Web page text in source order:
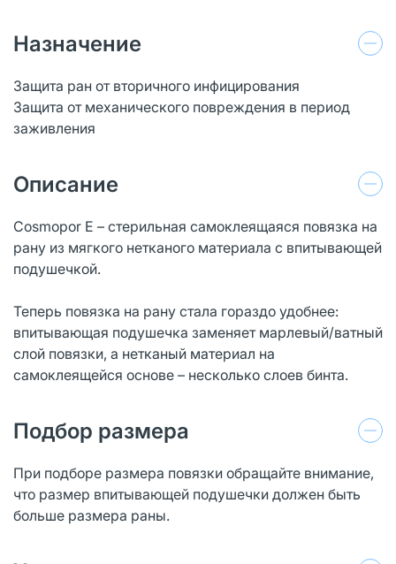
Назначение
Защита ран от вторичного инфицирования
Защита от механического повреждения в период
заживления
Описание
Cosmopor E – стерильная самоклеящаяся повязка на
рану из мягкого нетканого материала с впитывающей
подушечкой.
Теперь повязка на рану стала гораздо удобнее:
впитывающая подушечка заменяет марлевый/ватный
слой повязки, а нетканый материал на
самоклеящейся основе – несколько слоев бинта.
Подбор размера
При подборе размера повязки обращайте внимание,
что размер впитывающей подушечки должен быть
больше размера раны.